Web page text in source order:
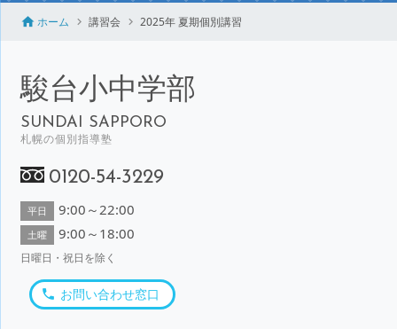
ホーム 講習会 2025年 夏期個別講習
駿台小中学部
SUNDAI SAPPORO
札幌の個別指導塾
0120-54-3229
平日 9:00～22:00
土曜 9:00～18:00
日曜日・祝日を除く
お問い合わせ窓口